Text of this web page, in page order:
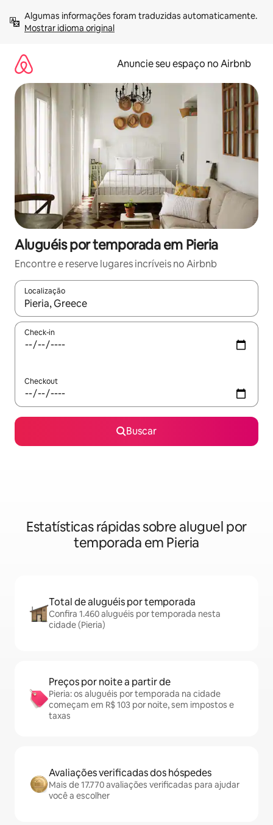
para
Mostrar idioma original
Anuncie seu espaço no Airbnb
Aluguéis por temporada em Pieria
Encontre e reserve lugares incríveis no Airbnb
Localização
Quando os resultados estiverem disponíveis, explore-os
Check-in
Checkout
Buscar
Estatísticas rápidas sobre aluguel por
temporada em Pieria
Total de aluguéis por temporada
Confira 1.460 aluguéis por temporada nesta
cidade (Pieria)
Preços por noite a partir de
Pieria: os aluguéis por temporada na cidade
começam em R$ 103 por noite, sem impostos e
taxas
Avaliações verificadas dos hóspedes
Mais de 17.770 avaliações verificadas para ajudar
você a escolher